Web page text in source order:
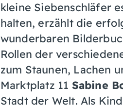
kleine Siebenschläfer
halten, erzählt die
wunderbaren
Rollen der
zum Staunen, Lachen
Marktplatz 11 Sabine
Stadt der Welt. Als